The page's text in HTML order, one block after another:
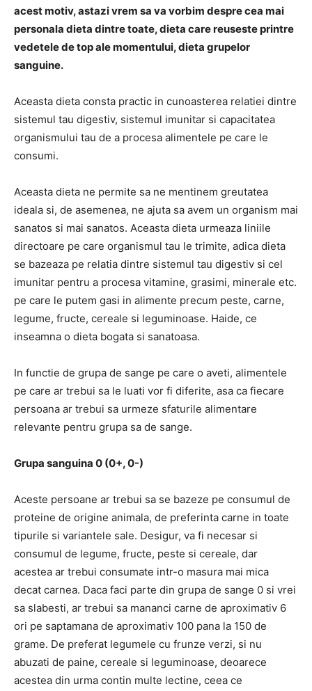
acest motiv, astazi vrem sa va vorbim despre cea mai
personala dieta dintre toate, dieta care reuseste printre
vedetele de top ale momentului, dieta grupelor
sanguine.
Aceasta dieta consta practic in cunoasterea relatiei dintre
sistemul tau digestiv, sistemul imunitar si capacitatea
organismului tau de a procesa alimentele pe care le
consumi.
Aceasta dieta ne permite sa ne mentinem greutatea
ideala si, de asemenea, ne ajuta sa avem un organism mai
sanatos si mai sanatos. Aceasta dieta urmeaza liniile
directoare pe care organismul tau le trimite, adica dieta
se bazeaza pe relatia dintre sistemul tau digestiv si cel
imunitar pentru a procesa vitamine, grasimi, minerale etc.
pe care le putem gasi in alimente precum peste, carne,
legume, fructe, cereale si leguminoase. Haide, ce
inseamna o dieta bogata si sanatoasa.
In functie de grupa de sange pe care o aveti, alimentele
pe care ar trebui sa le luati vor fi diferite, asa ca fiecare
persoana ar trebui sa urmeze sfaturile alimentare
relevante pentru grupa sa de sange.
Grupa sanguina 0 (0+, 0-)
Aceste persoane ar trebui sa se bazeze pe consumul de
proteine ​​de origine animala, de preferinta carne in toate
tipurile si variantele sale. Desigur, va fi necesar si
consumul de legume, fructe, peste si cereale, dar
acestea ar trebui consumate intr-o masura mai mica
decat carnea. Daca faci parte din grupa de sange 0 si vrei
sa slabesti, ar trebui sa mananci carne de aproximativ 6
ori pe saptamana de aproximativ 100 pana la 150 de
grame. De preferat legumele cu frunze verzi, si nu
abuzati de paine, cereale si leguminoase, deoarece
acestea din urma contin multe lectine, ceea ce